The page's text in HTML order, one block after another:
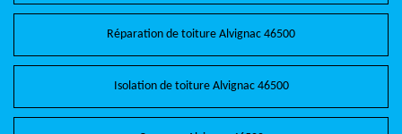
Réparation de toiture Alvignac 46500
Isolation de toiture Alvignac 46500